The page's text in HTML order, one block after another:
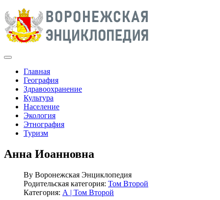
Главная
География
Здравоохранение
Культура
Население
Экология
Этнография
Туризм
Анна Иоанновна
By Воронежская Энциклопедия
Родительская категория: Том Второй
Категория: А | Том Второй